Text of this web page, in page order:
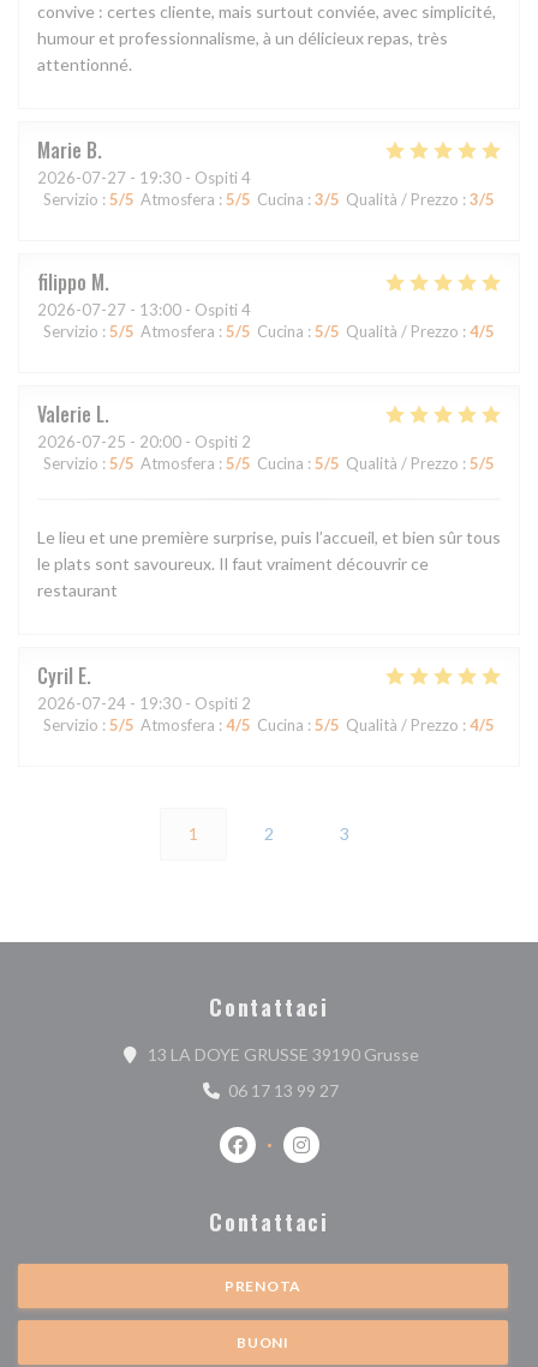
convive : certes cliente, mais surtout conviée, avec simplicité,
humour et professionnalisme, à un délicieux repas, très
attentionné.
Marie B
2026-07-27 - 19:30 - Ospiti 4
Servizio : 5/5 Atmosfera : 5/5 Cucina : 3/5 Qualità / Prezzo : 3/5
filippo M
2026-07-27 - 13:00 - Ospiti 4
Servizio : 5/5 Atmosfera : 5/5 Cucina : 5/5 Qualità / Prezzo : 4/5
Valerie L
2026-07-25 - 20:00 - Ospiti 2
Servizio : 5/5 Atmosfera : 5/5 Cucina : 5/5 Qualità / Prezzo : 5/5
Le lieu et une première surprise, puis l’accueil, et bien sûr tous
le plats sont savoureux. Il faut vraiment découvrir ce
restaurant
Cyril E
2026-07-24 - 19:30 - Ospiti 2
Servizio : 5/5 Atmosfera : 4/5 Cucina : 5/5 Qualità / Prezzo : 4/5
1 2 3
Contattaci
13 LA DOYE GRUSSE 39190 Grusse((apre una
06 17 13 99 27
Facebook ((apre una nuova finestra))
Instagram ((apre una nuova
Contattaci
PRENOTA
BUONI